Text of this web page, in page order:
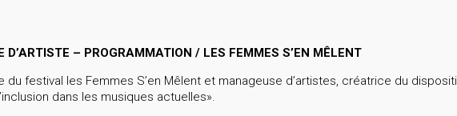
– PROGRAMMATION / LES FEMMES S’EN MÊLENT
du festival les Femmes S’en Mêlent et manageuse d’artistes, créatrice du
dans les musiques actuelles».